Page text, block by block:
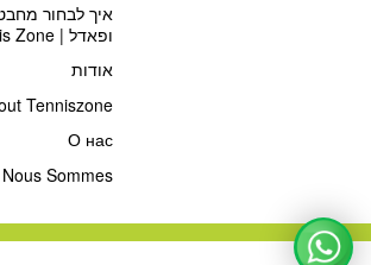
איך לבחור
ופאדל | Tennis Zone
אודות
Tenniszone
О нас
Sommes